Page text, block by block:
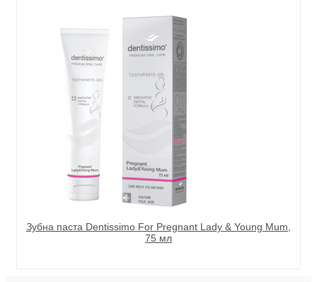
Зубна паста Dentissimo For Pregnant Lady & Young Mum,
75 мл